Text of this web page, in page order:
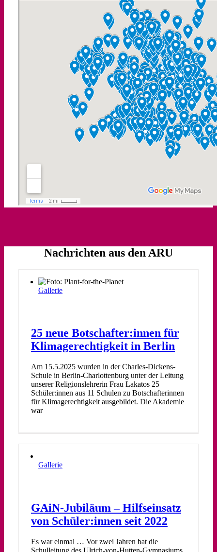
Nachrichten aus den ARU
Gallerie
25 neue Botschafter:innen für
Klimagerechtigkeit in Berlin
Am 15.5.2025 wurden in der Charles-Dickens-
Schule in Berlin-Charlottenburg unter der Leitung
unserer Religionslehrerin Frau Lakatos 25
Schüler:innen aus 11 Schulen zu Botschafterinnen
für Klimagerechtigkeit ausgebildet. Die Akademie
war
Gallerie
GAiN-Jubiläum – Hilfseinsatz
von Schüler:innen seit 2022
Es war einmal … Vor zwei Jahren bat die